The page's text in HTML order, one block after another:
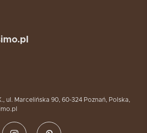
ul. Marcelińska 90, 60-324 Poznań, Polska,